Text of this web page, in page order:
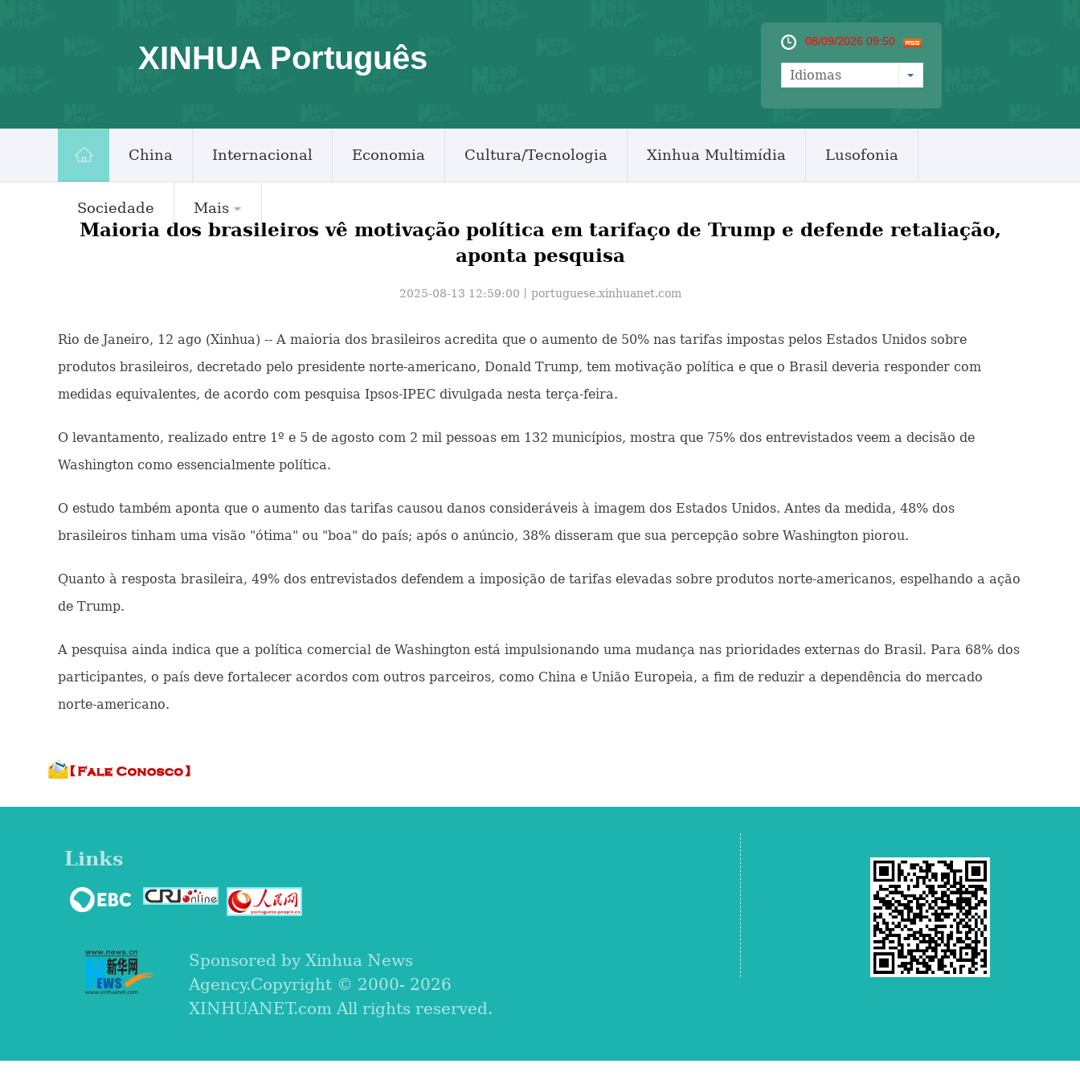
XINHUA Português 08/09/2026 09:50
Idiomas
China Internacional Economia Cultura/Tecnologia Xinhua Multimídia Lusofonia
Sociedade Mais
Maioria dos brasileiros vê motivação política em tarifaço de Trump e defende retaliação,
aponta pesquisa
2025-08-13 12:59:00丨 portuguese.xinhuanet.com
Rio de Janeiro, 12 ago (Xinhua) -- A maioria dos brasileiros acredita que o aumento de 50% nas tarifas impostas pelos Estados Unidos sobre
produtos brasileiros, decretado pelo presidente norte-americano, Donald Trump, tem motivação política e que o Brasil deveria responder com
medidas equivalentes, de acordo com pesquisa Ipsos-IPEC divulgada nesta terça-feira.
O levantamento, realizado entre 1º e 5 de agosto com 2 mil pessoas em 132 municípios, mostra que 75% dos entrevistados veem a decisão de
Washington como essencialmente política.
O estudo também aponta que o aumento das tarifas causou danos consideráveis à imagem dos Estados Unidos. Antes da medida, 48% dos
brasileiros tinham uma visão "ótima" ou "boa" do país; após o anúncio, 38% disseram que sua percepção sobre Washington piorou.
Quanto à resposta brasileira, 49% dos entrevistados defendem a imposição de tarifas elevadas sobre produtos norte-americanos, espelhando a ação
de Trump.
A pesquisa ainda indica que a política comercial de Washington está impulsionando uma mudança nas prioridades externas do Brasil. Para 68% dos
participantes, o país deve fortalecer acordos com outros parceiros, como China e União Europeia, a fim de reduzir a dependência do mercado
norte-americano.
Links
Sponsored by Xinhua News
Agency.Copyright © 2000- 2026
XINHUANET.com All rights reserved.